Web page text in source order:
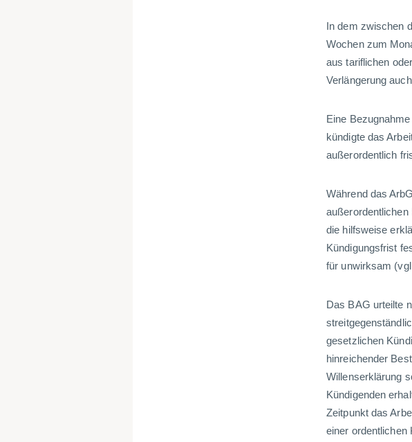
In dem zwischen
Wochen zum
aus tariflichen
Verlängerung
Eine
kündigte das
außerordentlich
Während das
außerordentlichen
die hilfsweise
Kündigungsfrist
für unwirksam
Das BAG urteilte
gesetzlichen
hinreichender
Willenserklärung
Kündigenden
Zeitpunkt das
einer ordentlichen